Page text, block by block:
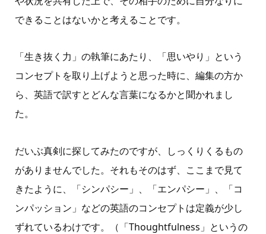
できることはないかと考えることです。
「生き抜く力」の執筆にあたり、「思いやり」という
コンセプトを取り上げようと思った時に、編集の方か
ら、英語で訳すとどんな言葉になるかと聞かれまし
た。
だいぶ真剣に探してみたのですが、しっくりくるもの
がありませんでした。それもそのはず、ここまで見て
きたように、「シンパシー」、「エンパシー」、「コ
ンパッション」などの英語のコンセプトは定義が少し
ずれているわけです。（「Thoughtfulness」というの